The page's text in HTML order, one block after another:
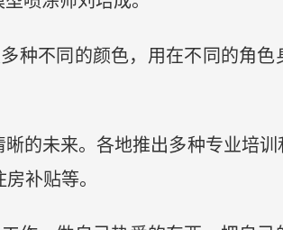
种不同的颜色，用在不同的角色
的未来。各地推出多种专业培
补贴等。